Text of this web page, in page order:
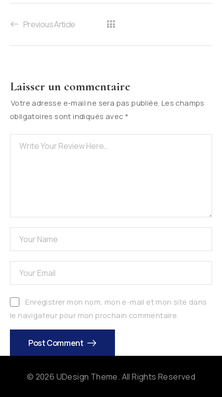
Previous Article
Laisser un commentaire
Votre adresse e-mail ne sera pas publiée. Les champs
obligatoires sont indiqués avec *
Enregistrer mon nom, mon e-mail et mon site dans
le navigateur pour mon prochain commentaire.
Post Comment
© 2026 UDesign Theme. All Rights Reserved